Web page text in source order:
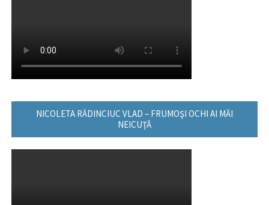
NICOLETA RĂDINCIUC VLAD – FRUMOŞI OCHI AI MĂI
NEICUŢĂ